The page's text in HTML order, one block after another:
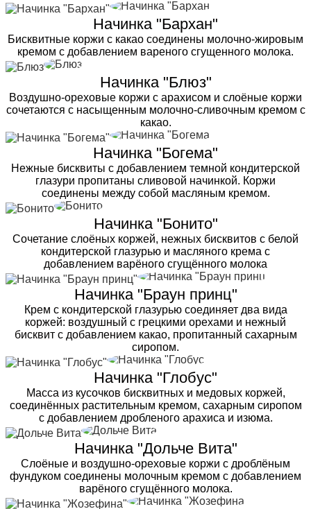
Начинка "Бархан"
Бисквитные коржи с какао соединены молочно-жировым
кремом с добавлением вареного сгущенного молока.
Начинка "Блюз"
Воздушно-ореховые коржи с арахисом и слоёные коржи
сочетаются с насыщенным молочно-сливочным кремом с
какао.
Начинка "Богема"
Нежные бисквиты с добавлением темной кондитерской
глазури пропитаны сливовой начинкой. Коржи
соединены между собой масляным кремом.
Начинка "Бонито"
Сочетание слоёных коржей, нежных бисквитов с белой
кондитерской глазурью и масляного крема с
добавлением варёного сгущённого молока
Начинка "Браун принц"
Крем с кондитерской глазурью соединяет два вида
коржей: воздушный с грецкими орехами и нежный
бисквит с добавлением какао, пропитанный сахарным
сиропом.
Начинка "Глобус"
Масса из кусочков бисквитных и медовых коржей,
соединённых растительным кремом, сахарным сиропом
с добавлением дробленого арахиса и изюма.
Начинка "Дольче Вита"
Слоёные и воздушно-ореховые коржи с дроблёным
фундуком соединены молочным кремом с добавлением
варёного сгущённого молока.